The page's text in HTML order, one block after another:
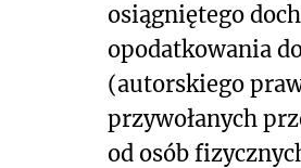
osiągniętego
opodatkowania
(autorskiego
przywołanych
od osób